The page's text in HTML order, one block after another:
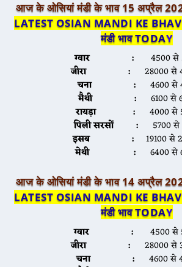
आज के ओसियां मंडी के भाव 15 अप्रैल
LATEST OSIAN MANDI KE
मंडी भाव TODAY
ग्वार :
4500 से
जीरा :
28000 से
चना : 4600 से
मैथी :
6100 से
रायड़ा :
4000 से
पिली सरसों : 5700 से
इसब :
19100 से
मेथी : 6400 से
आज के ओसियां मंडी के भाव 14 अप्रैल
LATEST OSIAN MANDI KE
मंडी भाव TODAY
ग्वार :
4500 से
जीरा :
28000 से
चना : 4600 से